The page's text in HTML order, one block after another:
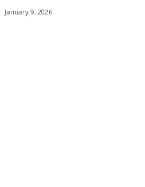
January 9, 2026